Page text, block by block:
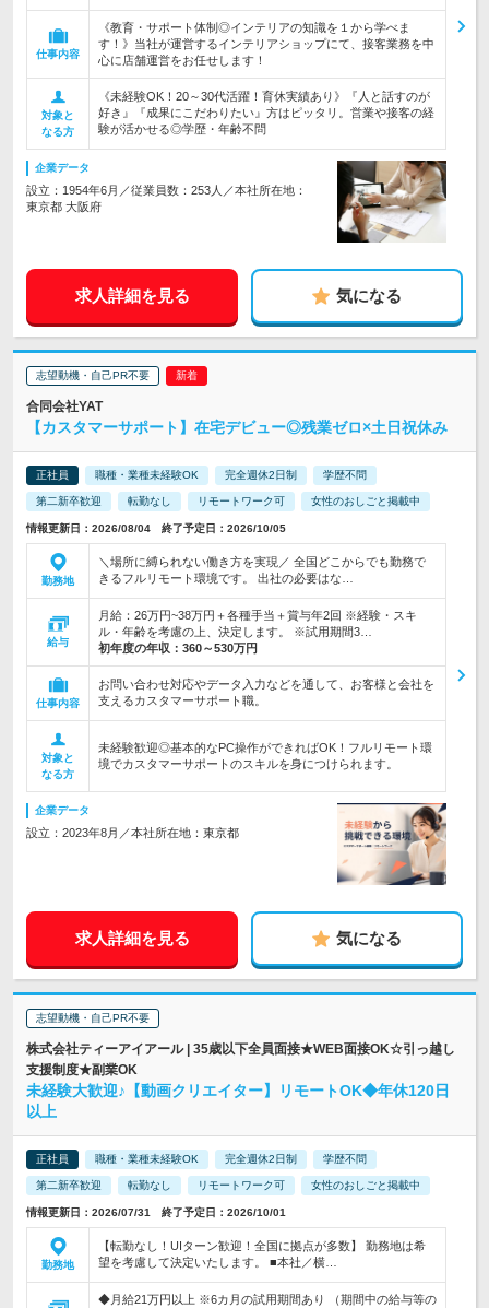
仕事内容
《教育・サポート体制◎インテリアの知識を１から学べま
す！》当社が運営するインテリアショップにて、接客業務を中
心に店舗運営をお任せします！
対象と
なる方
《未経験OK！20～30代活躍！育休実績あり》『人と話すのが
好き』『成果にこだわりたい』方はピッタリ。営業や接客の経
験が活かせる◎学歴・年齢不問
企業データ
設立：1954年6月／従業員数：253人／本社所在地：
東京都 大阪府
求人詳細を見る 気になる
志望動機・自己PR不要
合同会社YAT
【カスタマーサポート】在宅デビュー◎残業ゼロ×土日祝休み
正社員 職種・業種未経験OK 完全週休2日制 学歴不問
第二新卒歓迎 転勤なし リモートワーク可 女性のおしごと掲載中
情報更新日：2026/08/04 終了予定日：2026/10/05
勤務地
＼場所に縛られない働き方を実現／ 全国どこからでも勤務で
きるフルリモート環境です。 出社の必要はな…
給与
月給：26万円~38万円＋各種手当＋賞与年2回 ※経験・スキ
ル・年齢を考慮の上、決定します。 ※試用期間3…
初年度の年収： 360～530万円
仕事内容
お問い合わせ対応やデータ入力などを通して、お客様と会社を
支えるカスタマーサポート職。
対象と
なる方
未経験歓迎◎基本的なPC操作ができればOK！フルリモート環
境でカスタマーサポートのスキルを身につけられます。
企業データ
設立：2023年8月／本社所在地：東京都
求人詳細を見る 気になる
志望動機・自己PR不要
株式会社ティーアイアール | 35歳以下全員面接★WEB面接OK☆引っ越し
支援制度★副業OK
未経験大歓迎♪【動画クリエイター】リモートOK◆年休120日
以上
正社員 職種・業種未経験OK 完全週休2日制 学歴不問
第二新卒歓迎 転勤なし リモートワーク可 女性のおしごと掲載中
情報更新日：2026/07/31 終了予定日：2026/10/01
勤務地
【転勤なし！UIターン歓迎！全国に拠点が多数】 勤務地は希
望を考慮して決定いたします。 ■本社／横…
◆月給21万円以上 ※6カ月の試用期間あり （期間中の給与等の